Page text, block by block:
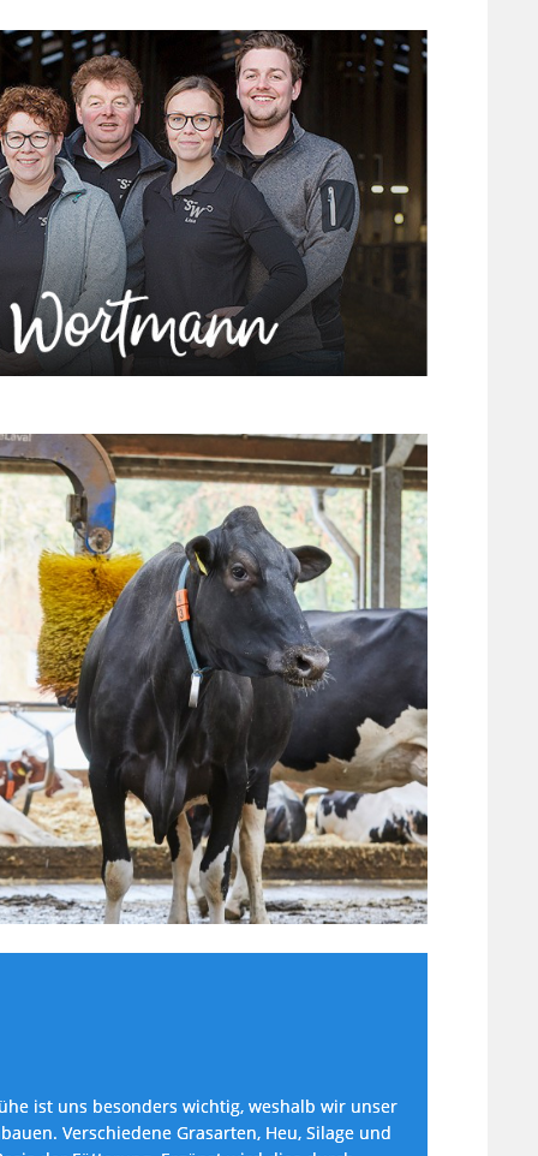
ist uns besonders wichtig, weshalb wir unser
Verschiedene Grasarten, Heu, Silage und